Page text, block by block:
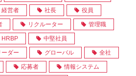
経営者 社長 役員
リクルーター 管理職
HRBP 中堅社員
ーダー グローバル 全社
応募者 情報システム